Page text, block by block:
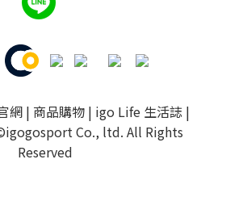
網 | 商品購物 | igo Life 生活誌 |
Co., ltd. All Rights
Reserved